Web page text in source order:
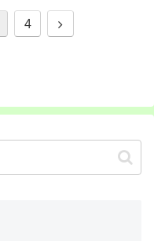
4
次